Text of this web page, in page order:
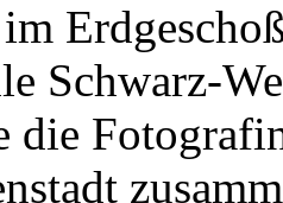
Schwarz-
die